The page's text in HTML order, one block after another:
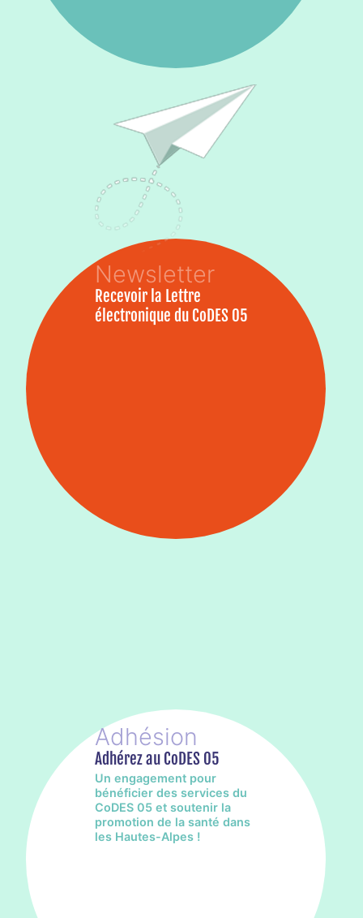
Recevoir la Lettre
électronique du CoDES 05
Adhérez au CoDES 05
Un engagement pour
bénéficier des services du
CoDES 05 et soutenir la
promotion de la santé dans
les Hautes-Alpes !